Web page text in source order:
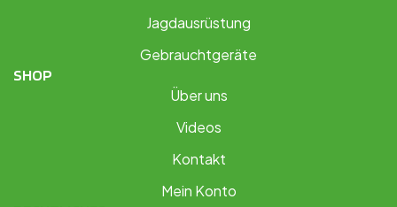
Jagdausrüstung
Gebrauchtgeräte
SHOP
Über uns
Videos
Kontakt
Mein Konto